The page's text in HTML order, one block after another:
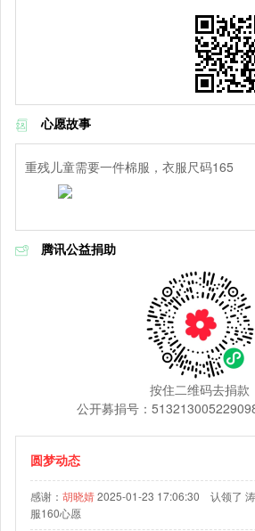
心愿故事
重残儿童需要一件棉服，衣服尺码165
腾讯公益捐助
按住二维码去捐款
公开募捐号：
圆梦动态
感谢： 胡晓婧2025-01-23 17:06:30 认领了
服160心愿